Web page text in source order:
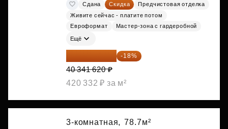
Сдана Скидка
Предчистовая отделка
Живите сейчас - платите потом
Евроформат
Мастер-зона с гардеробной
Ещё
33 080 128 ₽ -18%
40 341 620 ₽
420 332 ₽ за м²
3-комнатная, 78.7м²